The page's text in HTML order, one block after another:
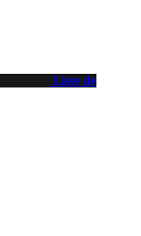
Liste de